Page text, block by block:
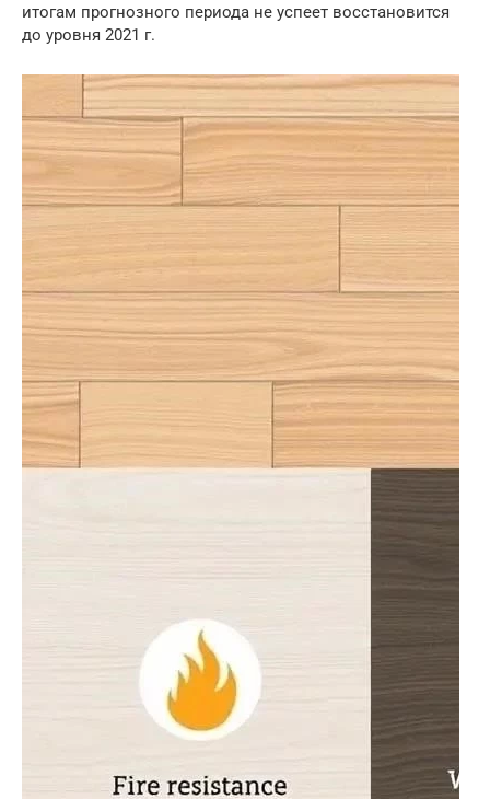
итогам прогнозного периода не успеет восстановится
до уровня 2021 г.